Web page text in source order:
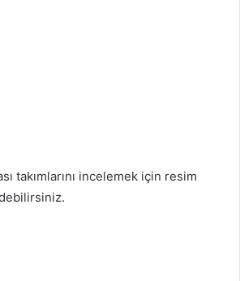
takımlarını incelemek için resim